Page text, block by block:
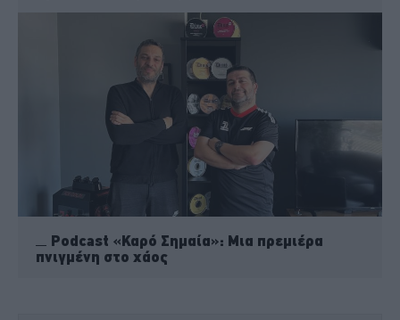
Podcast «Καρό Σημαία»: Μια πρεμιέρα
πνιγμένη στο χάος